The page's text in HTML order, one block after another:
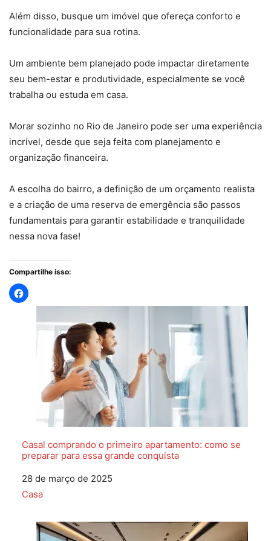
Além disso, busque um imóvel que ofereça conforto e
funcionalidade para sua rotina.
Um ambiente bem planejado pode impactar diretamente
seu bem-estar e produtividade, especialmente se você
trabalha ou estuda em casa.
Morar sozinho no Rio de Janeiro pode ser uma experiência
incrível, desde que seja feita com planejamento e
organização financeira.
A escolha do bairro, a definição de um orçamento realista
e a criação de uma reserva de emergência são passos
fundamentais para garantir estabilidade e tranquilidade
nessa nova fase!
Compartilhe isso:
Casal comprando o primeiro apartamento: como se
preparar para essa grande conquista
Data
28 de março de 2025
Em relação a
Casa